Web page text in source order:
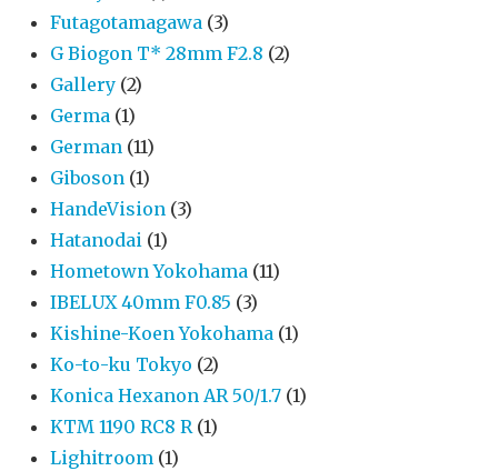
Futagotamagawa (3)
G Biogon T* 28mm F2.8 (2)
Gallery (2)
Germa (1)
German (11)
Giboson (1)
HandeVision (3)
Hatanodai (1)
Hometown Yokohama (11)
IBELUX 40mm F0.85 (3)
Kishine-Koen Yokohama (1)
Ko-to-ku Tokyo (2)
Konica Hexanon AR 50/1.7 (1)
KTM 1190 RC8 R (1)
Lighitroom (1)